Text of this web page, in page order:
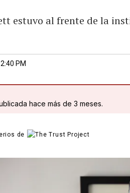
estuvo al frente de la
PM
hace más de 3 meses.
de